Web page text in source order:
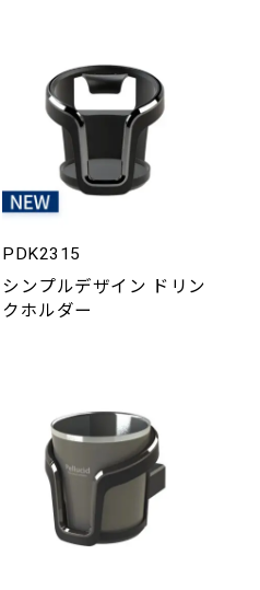
PDK2315
シンプルデザイン ドリン
クホルダー